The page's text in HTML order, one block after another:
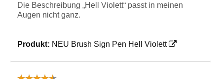
Die Beschreibung „Hell Violett“ passt in meinen
Augen nicht ganz.
Produkt: NEU Brush Sign Pen Hell Violett